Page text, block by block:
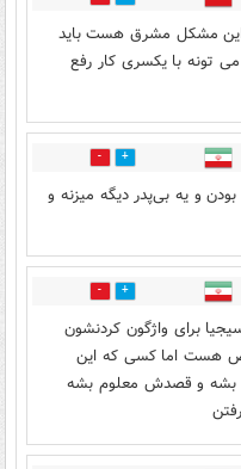
۱۸ حق ولی این مشکل مشرق هست باید
تونه با یکسری کار رفع
0
و یه بی‌پدر دیگه میزنه و
1
برای واژگون کردنشون
هست اما کسی که این
بشه و قصدش معلوم بشه